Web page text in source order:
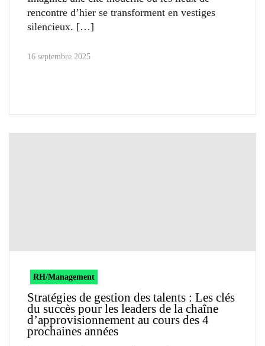
rencontre d’hier se transforment en vestiges
silencieux.
16 septembre 2025
RH/Management
Stratégies de gestion des talents : Les clés
du succès pour les leaders de la chaîne
d’approvisionnement au cours des 4
prochaines années